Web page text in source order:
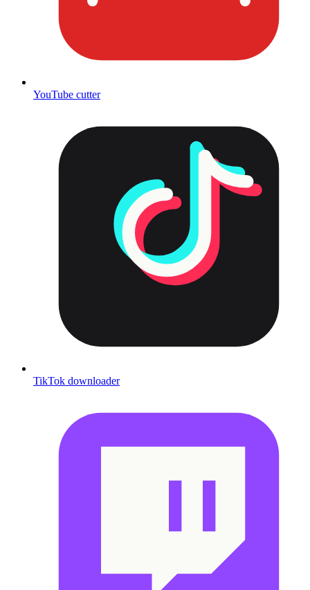
YouTube cutter
TikTok downloader